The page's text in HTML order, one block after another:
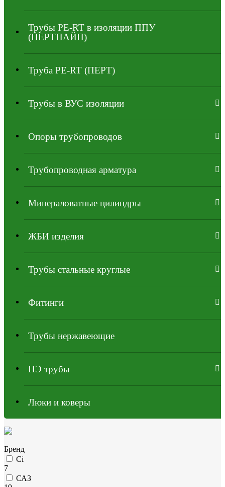
Трубы PE-RT в изоляции ППУ
(ПЕРТПАЙП)
⁠Трубa PE-RT (ПЕРТ)
Трубы в ВУС изоляции
Опоры трубопроводов
Трубопроводная арматура
Минераловатные цилиндры
ЖБИ изделия
Трубы стальные круглые
Фитинги
Трубы нержавеющие
ПЭ трубы
Люки и коверы
Бренд
Ci
7
САЗ